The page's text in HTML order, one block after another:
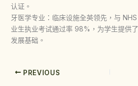
认证。
牙医学专业：临床设施全英领先，与
业生执业考试通过率 98%，为学生提供
发展基础。
PREVIOUS